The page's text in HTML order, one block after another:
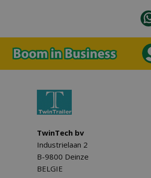
TwinTech bv
Industrielaan 2
B-9800 Deinze
BELGIE